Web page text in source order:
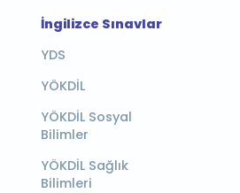
İngilizce Sınavlar
YDS
YÖKDİL
YÖKDİL Sosyal
Bilimler
YÖKDİL Sağlık
Bilimleri